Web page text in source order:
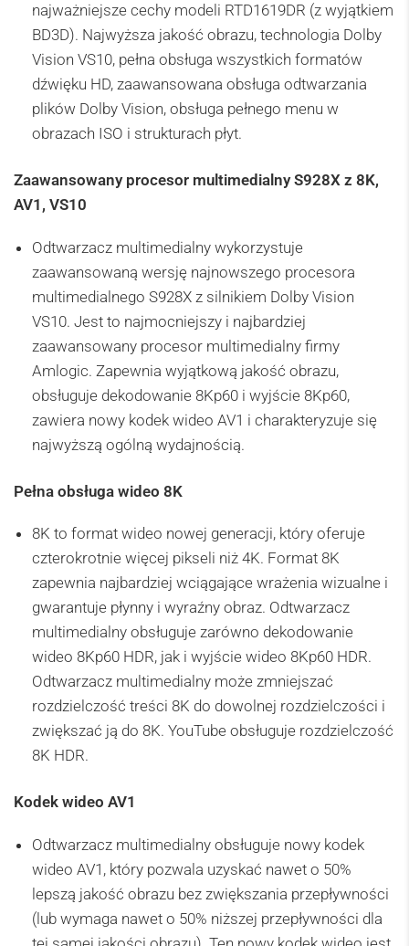
najważniejsze cechy modeli RTD1619DR (z wyjątkiem
BD3D). Najwyższa jakość obrazu, technologia Dolby
Vision VS10, pełna obsługa wszystkich formatów
dźwięku HD, zaawansowana obsługa odtwarzania
plików Dolby Vision, obsługa pełnego menu w
obrazach ISO i strukturach płyt.
Zaawansowany procesor multimedialny S928X z 8K,
AV1, VS10
Odtwarzacz multimedialny wykorzystuje
zaawansowaną wersję najnowszego procesora
multimedialnego S928X z silnikiem Dolby Vision
VS10. Jest to najmocniejszy i najbardziej
zaawansowany procesor multimedialny firmy
Amlogic. Zapewnia wyjątkową jakość obrazu,
obsługuje dekodowanie 8Kp60 i wyjście 8Kp60,
zawiera nowy kodek wideo AV1 i charakteryzuje się
najwyższą ogólną wydajnością.
Pełna obsługa wideo 8K
8K to format wideo nowej generacji, który oferuje
czterokrotnie więcej pikseli niż 4K. Format 8K
zapewnia najbardziej wciągające wrażenia wizualne i
gwarantuje płynny i wyraźny obraz. Odtwarzacz
multimedialny obsługuje zarówno dekodowanie
wideo 8Kp60 HDR, jak i wyjście wideo 8Kp60 HDR.
Odtwarzacz multimedialny może zmniejszać
rozdzielczość treści 8K do dowolnej rozdzielczości i
zwiększać ją do 8K. YouTube obsługuje rozdzielczość
8K HDR.
Kodek wideo AV1
Odtwarzacz multimedialny obsługuje nowy kodek
wideo AV1, który pozwala uzyskać nawet o 50%
lepszą jakość obrazu bez zwiększania przepływności
(lub wymaga nawet o 50% niższej przepływności dla